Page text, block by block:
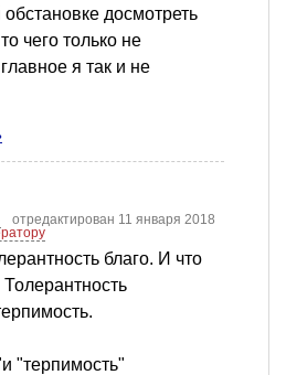
досмотреть
чего только не
я так и не
отредактирован 11 января 2018
благо. И что
"терпимость"